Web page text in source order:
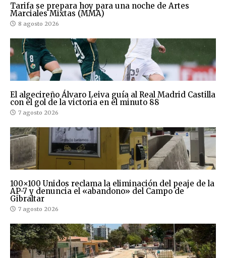
Tarifa se prepara hoy para una noche de Artes
Marciales Mixtas (MMA)
8 agosto 2026
El algecireño Álvaro Leiva guía al Real Madrid Castilla
con el gol de la victoria en el minuto 88
7 agosto 2026
100×100 Unidos reclama la eliminación del peaje de la
AP-7 y denuncia el «abandono» del Campo de
Gibraltar
7 agosto 2026